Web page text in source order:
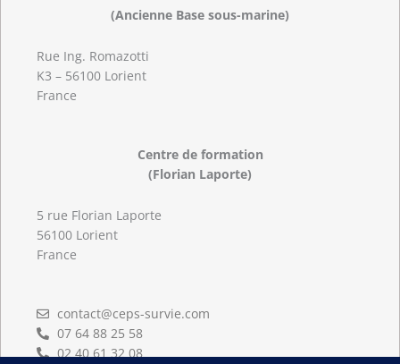
(Ancienne Base sous-marine)
Rue Ing. Romazotti
K3 – 56100 Lorient
France
Centre de formation
(Florian Laporte)
5 rue Florian Laporte
56100 Lorient
France
contact@ceps-survie.com
07 64 88 25 58
02 40 61 32 08